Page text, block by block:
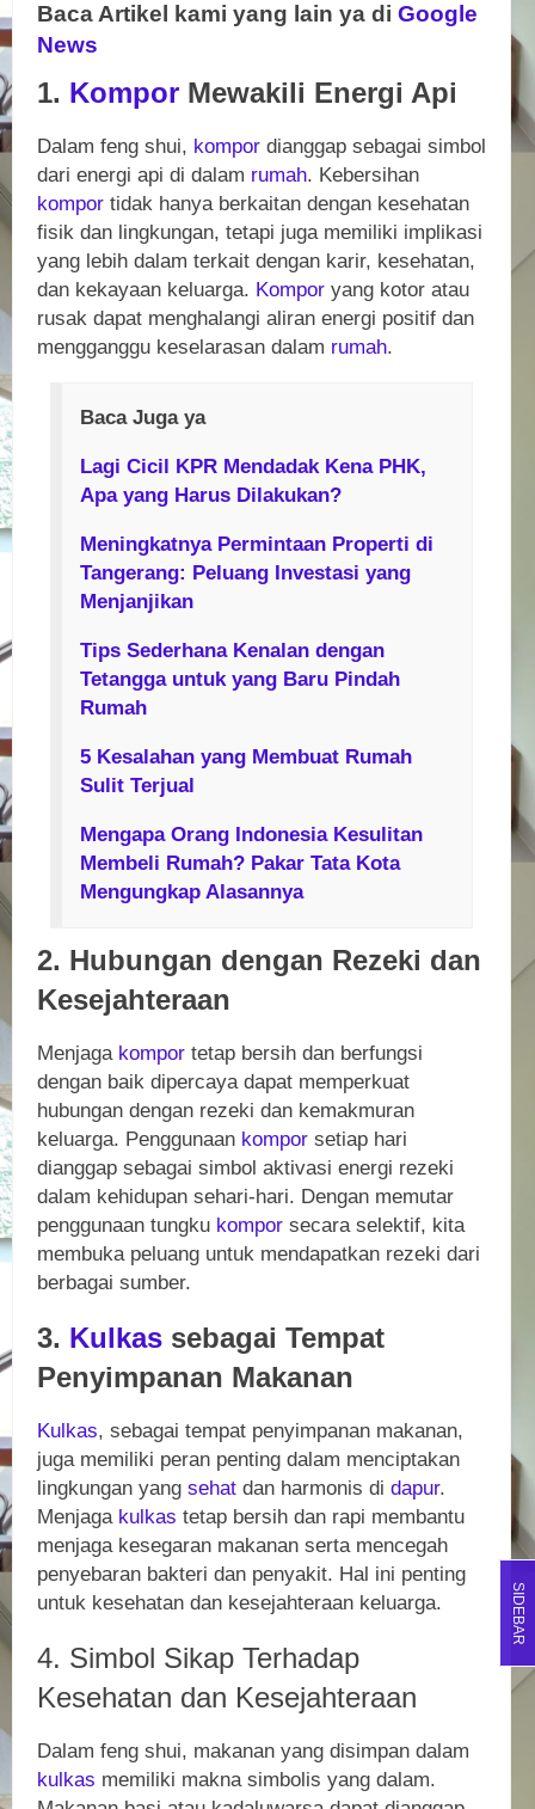
Baca Artikel kami yang lain ya di Google
News
1. Kompor Mewakili Energi Api
Dalam feng shui, kompor dianggap sebagai simbol
dari energi api di dalam rumah. Kebersihan
kompor tidak hanya berkaitan dengan kesehatan
fisik dan lingkungan, tetapi juga memiliki implikasi
yang lebih dalam terkait dengan karir, kesehatan,
dan kekayaan keluarga. Kompor yang kotor atau
rusak dapat menghalangi aliran energi positif dan
mengganggu keselarasan dalam rumah.
Baca Juga ya
Lagi Cicil KPR Mendadak Kena PHK,
Apa yang Harus Dilakukan?
Meningkatnya Permintaan Properti di
Tangerang: Peluang Investasi yang
Menjanjikan
Tips Sederhana Kenalan dengan
Tetangga untuk yang Baru Pindah
Rumah
5 Kesalahan yang Membuat Rumah
Sulit Terjual
Mengapa Orang Indonesia Kesulitan
Membeli Rumah? Pakar Tata Kota
Mengungkap Alasannya
2. Hubungan dengan Rezeki dan
Kesejahteraan
Menjaga kompor tetap bersih dan berfungsi
dengan baik dipercaya dapat memperkuat
hubungan dengan rezeki dan kemakmuran
keluarga. Penggunaan kompor setiap hari
dianggap sebagai simbol aktivasi energi rezeki
dalam kehidupan sehari-hari. Dengan memutar
penggunaan tungku kompor secara selektif, kita
membuka peluang untuk mendapatkan rezeki dari
berbagai sumber.
3. Kulkas sebagai Tempat
Penyimpanan Makanan
Kulkas, sebagai tempat penyimpanan makanan,
juga memiliki peran penting dalam menciptakan
lingkungan yang sehat dan harmonis di dapur.
Menjaga kulkas tetap bersih dan rapi membantu
menjaga kesegaran makanan serta mencegah
penyebaran bakteri dan penyakit. Hal ini penting
untuk kesehatan dan kesejahteraan keluarga.
4. Simbol Sikap Terhadap
Kesehatan dan Kesejahteraan
Dalam feng shui, makanan yang disimpan dalam
kulkas memiliki makna simbolis yang dalam.
SIDEBAR